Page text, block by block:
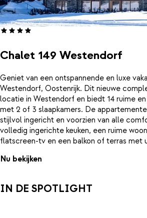
Chalet 149 Westendorf
Geniet van een ontspannende en luxe
Westendorf, Oostenrijk. Dit nieuwe
locatie in Westendorf en biedt 14 ruime
met 2 of 3 slaapkamers. De
stijlvol ingericht en voorzien van alle
volledig ingerichte keuken, een ruime
flatscreen-tv en een balkon of terras met
infraroodcabine voor een ontspannen
skilift, waardoor je snel en gemakkelijk het
het centrum van Westendorf is op
Nu bekijken
IN DE SPOTLIGHT